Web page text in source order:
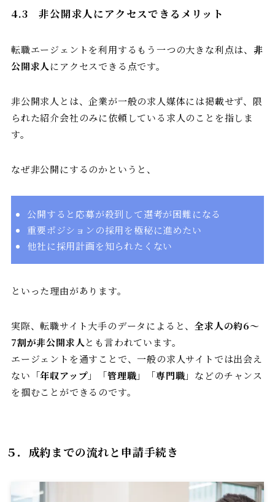
4.3非公開求人にアクセスできるメリット
転職エージェントを利用するもう一つの大きな利点は、非
公開求人にアクセスできる点です。
非公開求人とは、企業が一般の求人媒体には掲載せず、限
られた紹介会社のみに依頼している求人のことを指しま
す。
なぜ非公開にするのかというと、
公開すると応募が殺到して選考が困難になる
重要ポジションの採用を極秘に進めたい
他社に採用計画を知られたくない
といった理由があります。
実際、転職サイト大手のデータによると、全求人の約6〜
7割が非公開求人とも言われています。
エージェントを通すことで、一般の求人サイトでは出会え
ない「年収アップ」「管理職」「専門職」などのチャンス
を掴むことができるのです。
５． 成約までの流れと申請手続き